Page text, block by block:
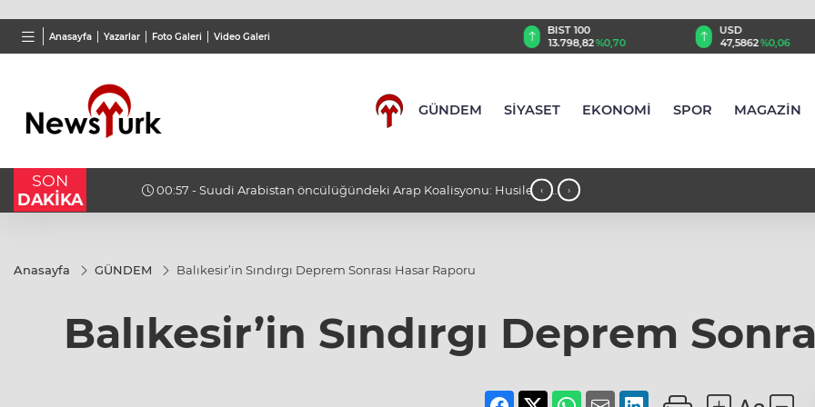
Anasayfa Yazarlar Foto Galeri Video Galeri
BGN
28,0626%0,37
VND
0,0018%0,02
BIST 100
13.798,82%0,70
USD
47,5862 %0,06
GÜNDEM SİYASET EKONOMİ SPOR MAGAZİN
SON
DAKİKA
00:57 - Suudi Arabistan öncülüğündeki Arap Koalisyonu: Husilerin ‹ ›
Anasayfa GÜNDEM Balıkesir’in Sındırgı Deprem Sonrası Hasar Raporu
Balıkesir’in Sındırgı Deprem